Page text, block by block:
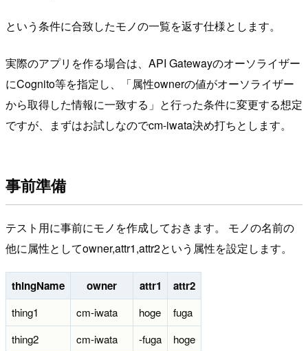
という条件に合致したモノの一覧を返す仕様とします。
実際のアプリを作る場合は、API Gatewayのオーソライザー
にCognito等を指定し、「属性ownerの値がオーソライザー
から取得した情報に一致する」と行った条件に変更する想定
ですが、まずはお試しなのでcm-iwata決め打ちとします。
事前準備
テスト用に事前にモノを作成しておきます。 モノの名前の
他に属性としてowner,attr1,attr2という属性を設定します。
thingName owner attr1 attr2
thing1 cm-iwata hoge
fuga
thing2
cm-iwata -fuga
hoge